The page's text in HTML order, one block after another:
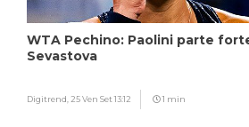
WTA Pechino: Paolini parte
Sevastova
Digitrend, 25 Ven Set 13:12 1 min